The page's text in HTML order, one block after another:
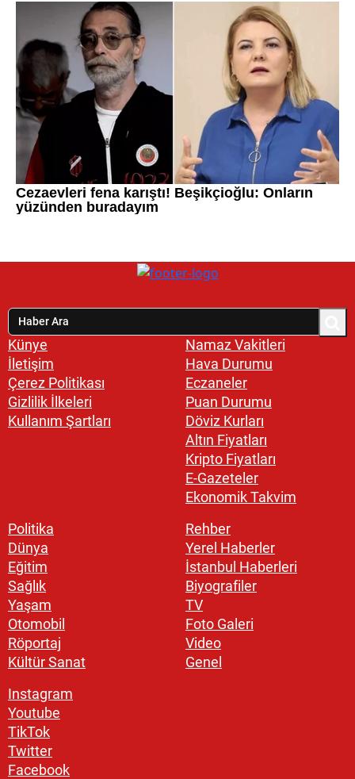
Künye
İletişim
Çerez Politikası
Gizlilik İlkeleri
Kullanım Şartları
Namaz Vakitleri
Hava Durumu
Eczaneler
Puan Durumu
Döviz Kurları
Altın Fiyatları
Kripto Fiyatları
E-Gazeteler
Ekonomik Takvim
Politika
Dünya
Eğitim
Sağlık
Yaşam
Otomobil
Röportaj
Kültür Sanat
Rehber
Yerel Haberler
İstanbul Haberleri
Biyografiler
TV
Foto Galeri
Video
Genel
Instagram
Youtube
TikTok
Twitter
Facebook